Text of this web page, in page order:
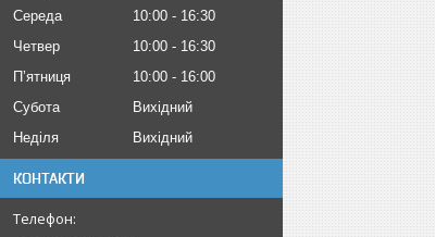
Середа
10:00
16:30
Четвер
10:00
16:30
Пʼятниця
10:00
16:00
Субота
Вихідний
Неділя
Вихідний
КОНТАКТИ